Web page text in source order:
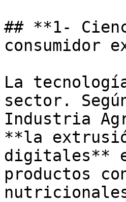
## **1-
consumidor
La
sector.
Industria
**la
digitales**
productos